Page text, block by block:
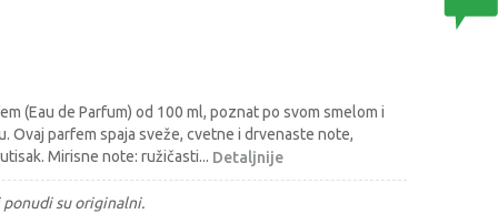
(Eau de Parfum) od 100 ml, poznat po svom smelom i
Ovaj parfem spaja sveže, cvetne i drvenaste note,
Mirisne note: ružičasti... Detaljnije
ponudi su originalni.